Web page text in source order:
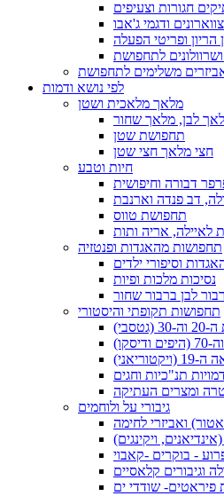
חגורות וצעיפים
צווארונים ודגמי ג'אבו
הריון ופריטי הפעלה
לתחפושת
משלימים לתחפושת
לפי נושא ודמות
מלאך מלאכית ושטן
לבן, מלאך שחור
תחפושת שטן
חצי מלאך חצי שטן
חיות וטבע
דבורה וחיפושית
דב פנדה וארנבת
תחפושת טווס
לאיילה, אריה ותות
תחפושות מהאגדות ופנטזיה
וסיפורי ילדים
נסיכות מלכות ופיות
לבן ברבור שחור
תחפושות תקופתי והיסטורי
תנ"כיות וחגים
ומצרים העתיקה
גיבורי על ולוחמים
ואביזרי לחימה
ויקינגים)
- בוקרים -קאבוי
וגיבורים קלאסיים
פיראטים- שודדי ים